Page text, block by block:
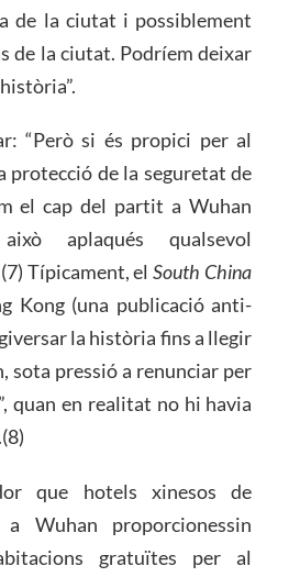
de la ciutat i possiblement
de la ciutat. Podríem deixar
“Però si és propici per al
protecció de la seguretat de
el cap del partit a Wuhan
aplaqués qualsevol
Típicament, elSouth China
Kong (una publicació anti-
la història fins a llegir
sota pressió a renunciar per
quan en realitat no hi havia
que hotels xinesos de
Wuhan proporcionessin
gratuïtes per al